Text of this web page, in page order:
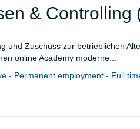
& Controlling
und Zuschuss zur betrieblichen
online Academy moderne...
- Permanent employment - Full